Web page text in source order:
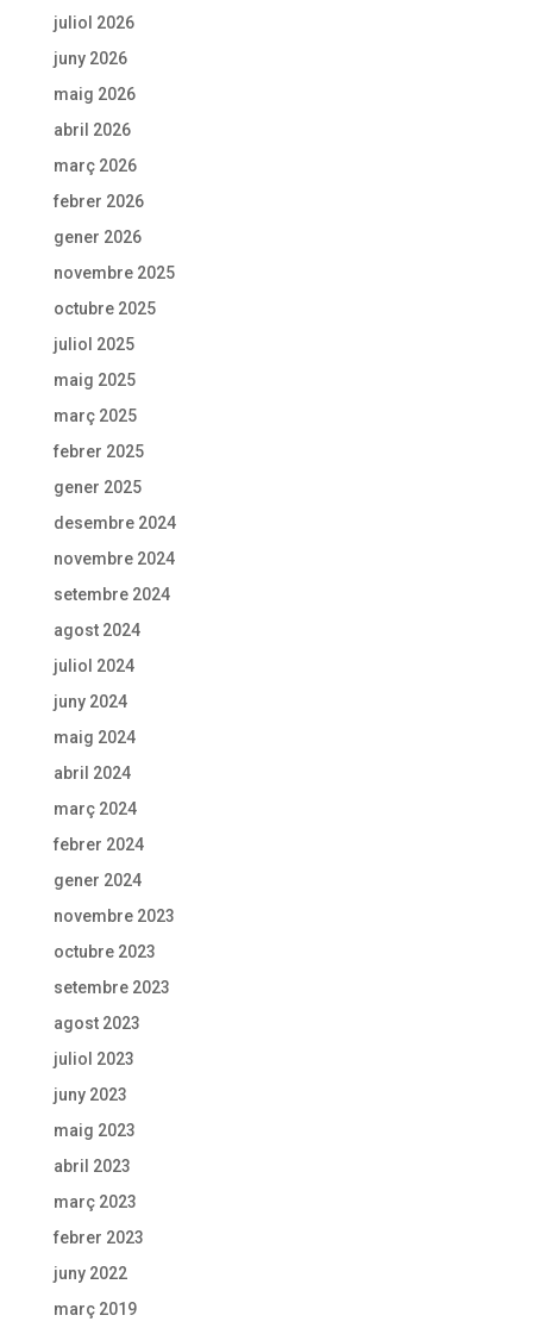
juliol 2026
juny 2026
maig 2026
abril 2026
març 2026
febrer 2026
gener 2026
novembre 2025
octubre 2025
juliol 2025
maig 2025
març 2025
febrer 2025
gener 2025
desembre 2024
novembre 2024
setembre 2024
agost 2024
juliol 2024
juny 2024
maig 2024
abril 2024
març 2024
febrer 2024
gener 2024
novembre 2023
octubre 2023
setembre 2023
agost 2023
juliol 2023
juny 2023
maig 2023
abril 2023
març 2023
febrer 2023
juny 2022
març 2019